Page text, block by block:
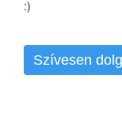
:)
Szívesen